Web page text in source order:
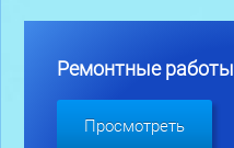
Ремонтные работы
Просмотреть